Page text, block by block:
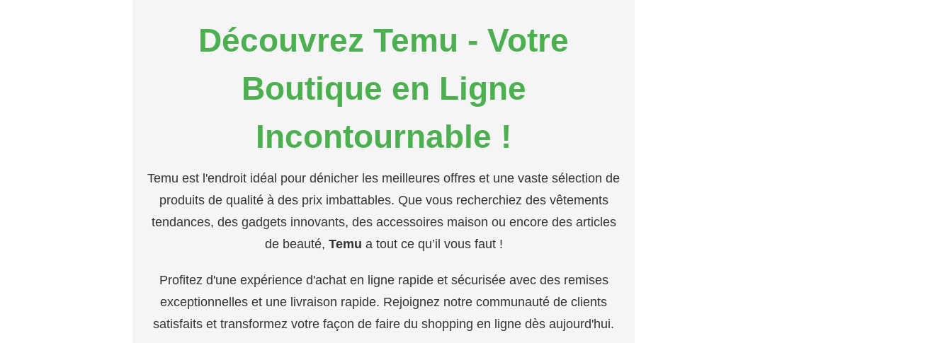
Découvrez Temu - Votre
Boutique en Ligne
Incontournable !
Temu est l'endroit idéal pour dénicher les meilleures offres et une vaste sélection de
produits de qualité à des prix imbattables. Que vous recherchiez des vêtements
tendances, des gadgets innovants, des accessoires maison ou encore des articles
de beauté, Temu a tout ce qu’il vous faut !
Profitez d'une expérience d'achat en ligne rapide et sécurisée avec des remises
exceptionnelles et une livraison rapide. Rejoignez notre communauté de clients
satisfaits et transformez votre façon de faire du shopping en ligne dès aujourd'hui.